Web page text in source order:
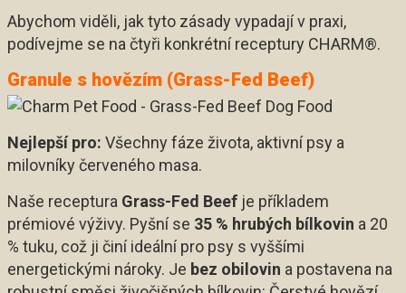
Abychom viděli, jak tyto zásady vypadají v praxi,
podívejme se na čtyři konkrétní receptury CHARM®.
Granule s hovězím (Grass-Fed Beef)
Nejlepší pro: Všechny fáze života, aktivní psy a
milovníky červeného masa.
Naše receptura Grass-Fed Beefje příkladem
prémiové výživy. Pyšní se 35 % hrubých bílkovin a 20
% tuku, což ji činí ideální pro psy s vyššími
energetickými nároky. Je bez obilovin a postavena na